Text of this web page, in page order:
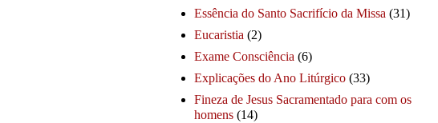
Essência do Santo Sacrifício da Missa (31)
Eucaristia (2)
Exame Consciência (6)
Explicações do Ano Litúrgico (33)
Fineza de Jesus Sacramentado para com os
homens (14)